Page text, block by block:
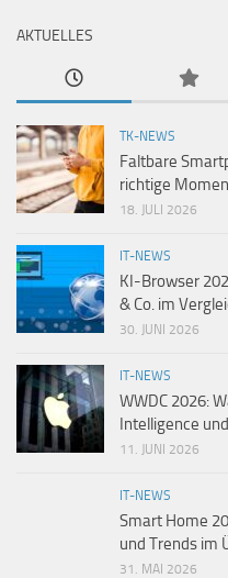
AKTUELLES
TK-NEWS
Faltbare
richtige
18. JULI 2026
IT-NEWS
KI-Browser
& Co. im
30. JUNI 2026
IT-NEWS
WWDC 2026:
Intelligence
11. JUNI 2026
IT-NEWS
Smart Home
und Trends im
31. MAI 2026